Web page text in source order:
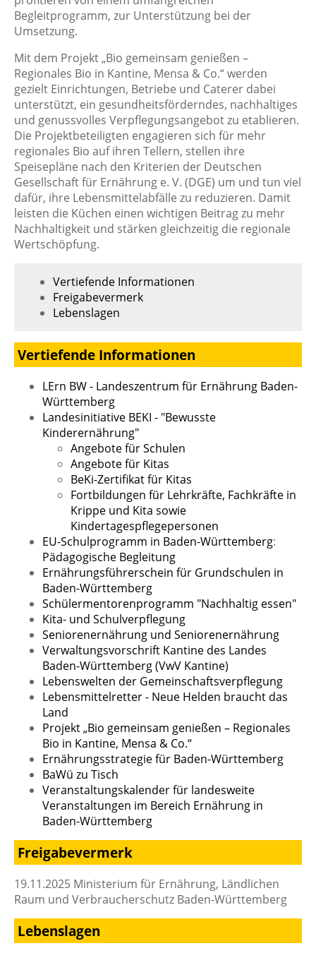
Begleitprogramm, zur Unterstützung bei der
Umsetzung.
Mit dem Projekt „Bio gemeinsam genießen –
Regionales Bio in Kantine, Mensa & Co.“ werden
gezielt Einrichtungen, Betriebe und Caterer dabei
unterstützt, ein gesundheitsförderndes, nachhaltiges
und genussvolles Verpflegungsangebot zu etablieren.
Die Projektbeteiligten engagieren sich für mehr
regionales Bio auf ihren Tellern, stellen ihre
Speisepläne nach den Kriterien der Deutschen
Gesellschaft für Ernährung e. V. (DGE) um und tun viel
dafür, ihre Lebensmittelabfälle zu reduzieren. Damit
leisten die Küchen einen wichtigen Beitrag zu mehr
Nachhaltigkeit und stärken gleichzeitig die regionale
Wertschöpfung.
Vertiefende Informationen
Freigabevermerk
Lebenslagen
Vertiefende Informationen
LErn BW - Landeszentrum für Ernährung Baden-
Württemberg
Landesinitiative BEKI - "Bewusste
Kinderernährung"
Angebote für Schulen
Angebote für Kitas
BeKi-Zertifikat für Kitas
Fortbildungen für Lehrkräfte, Fachkräfte in
Krippe und Kita sowie
Kindertagespflegepersonen
EU-Schulprogramm in Baden-Württemberg:
Pädagogische Begleitung
Ernährungsführerschein für Grundschulen in
Baden-Württemberg
Schülermentorenprogramm "Nachhaltig essen"
Kita- und Schulverpflegung
Seniorenernährung und Seniorenernährung
Verwaltungsvorschrift Kantine des Landes
Baden-Württemberg (VwV Kantine)
Lebenswelten der Gemeinschaftsverpflegung
Lebensmittelretter - Neue Helden braucht das
Land
Projekt „Bio gemeinsam genießen – Regionales
Bio in Kantine, Mensa & Co.“
Ernährungsstrategie für Baden-Württemberg
BaWü zu Tisch
Veranstaltungskalender für landesweite
Veranstaltungen im Bereich Ernährung in
Baden-Württemberg
Freigabevermerk
19.11.2025 Ministerium für Ernährung, Ländlichen
Raum und Verbraucherschutz Baden-Württemberg
Lebenslagen